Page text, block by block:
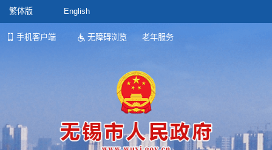
繁体版 English
手机客户端 无障碍浏览 老年服务